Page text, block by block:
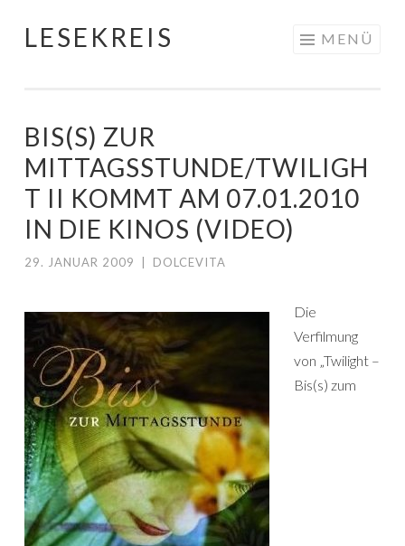
Springe
LESEKREIS MENÜ
BIS(S) ZUR
MITTAGSSTUNDE/TWILIGH
T II KOMMT AM 07.01.2010
IN DIE KINOS (VIDEO)
29. JANUAR 2009 DOLCEVITA
Die
Verfilmung
von „Twilight –
Bis(s) zum